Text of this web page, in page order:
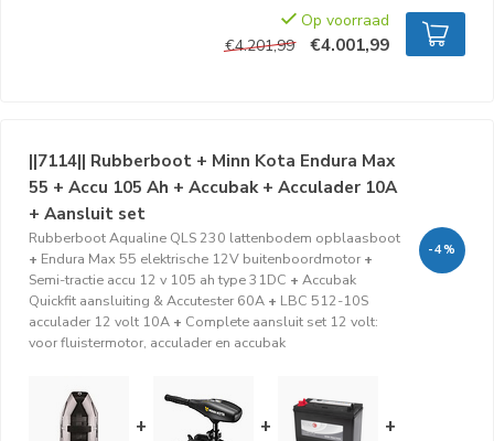
Op voorraad
€4.201,99
€4.001,99
||7114|| Rubberboot + Minn Kota Endura Max
55 + Accu 105 Ah + Accubak + Acculader 10A
+ Aansluit set
Rubberboot Aqualine QLS 230 lattenbodem opblaasboot
+ Endura Max 55 elektrische 12V buitenboordmotor +
Semi-tractie accu 12 v 105 ah type 31DC + Accubak
Quickfit aansluiting & Accutester 60A + LBC 512-10S
acculader 12 volt 10A + Complete aansluit set 12 volt:
voor fluistermotor, acculader en accubak
-4%
+ + +